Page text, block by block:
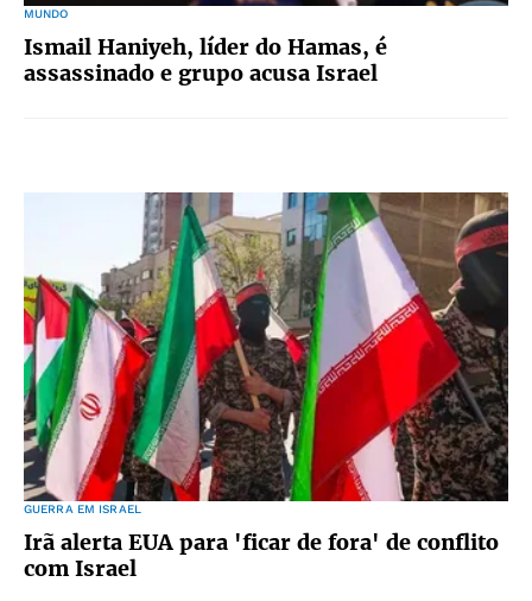
MUNDO
Ismail Haniyeh, líder do Hamas, é
assassinado e grupo acusa Israel
GUERRA EM ISRAEL
Irã alerta EUA para 'ficar de fora' de conflito
com Israel